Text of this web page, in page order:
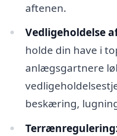
aftenen.
Vedligeholdelse
holde din have i
anlægsgartnere
beskæring,